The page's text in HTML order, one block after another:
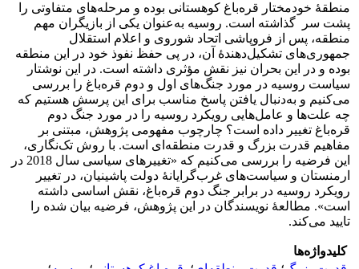
منطقۀ خودمختار قره‌باغ کوهستانی بوده و مرحله‌های متفاوتی را
پشت سر گذاشته ‌است. روسیه به‌عنوان یکی از بازیگر‌ان مهم
منطقه‌، پس از فروپاشی اتحاد شوروی و اعلام استقلال
جمهوری‌های تشکیل‌دهندۀ آن، در پی حفظ نفوذ خود در این منطقه
بوده و در این بحران نیز نقش مؤثری داشته است. در این نوشتار
سیاست روسیه در مورد جنگ‌های اول و دوم قره‌باغ را بررسی
می‌کنیم و به‌دنبال ‌یافتن پاسخ مناسب برای این پرسش هستیم که
چه علت‌ها و عامل‌هایی رویکرد روسیه را در مورد جنگ دوم
قره‌باغ تغییر داده است؟ چارچوب مفهومی پژوهش، مبتنی بر
مفاهیم قدرت بزرگ و قدرت منطقه‌ای است. با روش تک‌نگاری،
این فرضیه را بررسی می‌کنیم که «تغییرهای سیاسی سال 2018 در
ارمنستان و سیاست‌های غرب‌گرایانۀ دولت پاشینیان، در تغییر
رویکرد روسیه در برابر جنگ دوم قره‌باغ، نقش اساسی داشته
است». مطالعۀ نویسندگان در این پژوهش، فرضیه بیان شده را
تایید می‌کند.
کلیدواژه‌ها